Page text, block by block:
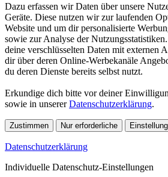
Dazu erfassen wir Daten über unsere
Geräte. Diese nutzen wir zur laufenden
Website und um dir personalisierte
sowie zur Analyse der
deine verschlüsselten Daten mit externen
dir über deren Online-Werbekanäle
du deren Dienste bereits selbst nutzt.
Erkundige dich bitte vor deiner
sowie in unsererDatenschutzerklärung.
Zustimmen Nur erforderliche
Datenschutzerklärung
Individuelle Datenschutz-Einstellungen